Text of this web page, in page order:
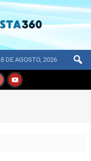
8 DE AGOSTO, 2026